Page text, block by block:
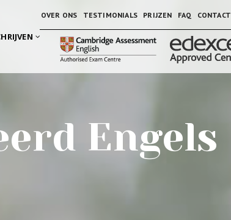
OVER ONS TESTIMONIALS PRIJZEN FAQ CONTACT
Engels